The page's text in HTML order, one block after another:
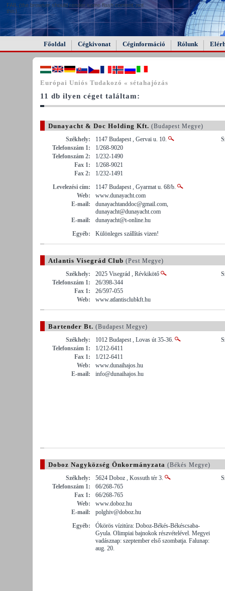
FAIL (the browser should render some flash content, not
this).
Főoldal Cégkivonat Céginformáció Rólunk
Európai Uniós Tudakozó « sétahajózás
11 db ilyen céget találtam:
Dunayacht & Doc Holding Kft. (Budapest Megye)
Székhely:
1147 Budapest , Gervai u. 10.
Telefonszám 1:
1/268-9020
Telefonszám 2:
1/232-1490
Fax 1:
1/268-9021
Fax 2:
1/232-1491
Levelezési cím:
1147 Budapest , Gyarmat u. 68/b.
Web:
www.dunayacht.com
E-mail:
dunayachtanddoc@gmail.com,
dunayacht@dunayacht.com
E-mail:
dunayacht@t-online.hu
Egyéb:
Különleges szállítás vizen!
Atlantis Visegrád Club (Pest Megye)
Székhely:
2025 Visegrád , Révkikötő
Telefonszám 1:
26/398-344
Fax 1:
26/597-055
Web:
www.atlantisclubkft.hu
Bartender Bt. (Budapest Megye)
Székhely:
1012 Budapest , Lovas út 35-36.
Telefonszám 1:
1/212-6411
Fax 1:
1/212-6411
Web:
www.dunaihajos.hu
E-mail:
info@dunaihajos.hu
Doboz Nagyközség Önkormányzata (Békés Megye)
Székhely:
5624 Doboz , Kossuth tér 3.
Telefonszám 1:
66/268-765
Fax 1:
66/268-765
Web:
www.doboz.hu
E-mail:
polghiv@doboz.hu
Egyéb:
Ókörös vízitúra: Doboz-Békés-Békéscsaba-
Gyula. Olimpiai bajnokok részvételével. Megyei
vadásznap: szeptember első szombatja. Falunap:
aug. 20.